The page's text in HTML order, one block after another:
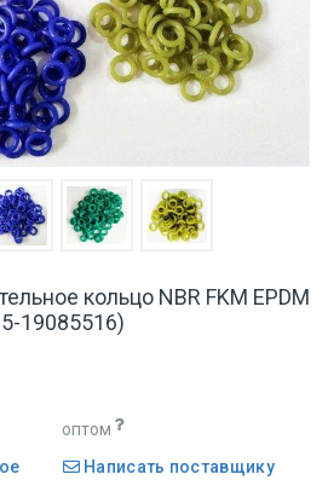
кольцо NBR FKM EPDM
19085516)
оптом
Написать поставщику